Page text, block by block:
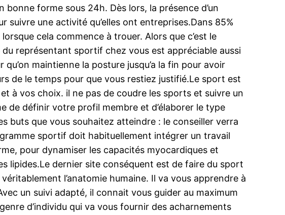
forme sous 24h. Dès lors, la présence d’un
une activité qu’elles ont entreprises.Dans 85%
cela commence à trouer. Alors que c’est le
représentant sportif chez vous est appréciable aussi
maintienne la posture jusqu’a la fin pour avoir
de le temps pour que vous restiez justifié.Le sport est
à vos choix. il ne pas de coudre les sports et suivre un
définir votre profil membre et d’élaborer le type
buts que vous souhaitez atteindre : le conseiller verra
sportif doit habituellement intégrer un travail
pour dynamiser les capacités myocardiques et
lipides.Le dernier site conséquent est de faire du sport
l’anatomie humaine. Il va vous apprendre à
un suivi adapté, il connait vous guider au maximum
d’individu qui va vous fournir des acharnements